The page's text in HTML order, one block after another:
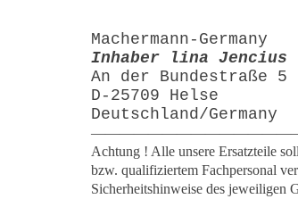
Machermann-Germany
Inhaber lina Jencius
An der Bundestraße
D-25709 Helse
Deutschland/Germany
Achtung ! Alle unsere Ersatzteile
bzw. qualifiziertem Fachpersonal
Sicherheitshinweise des jeweiligen